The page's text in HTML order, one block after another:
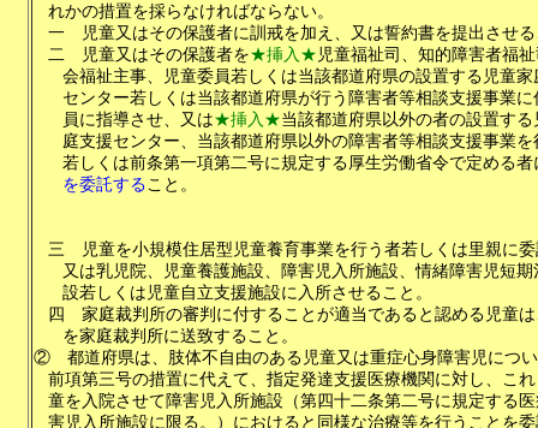
れかの措置を採らなければならない。
一
児童又はその保護者に訓戒を加え、又は誓約書を提出させ
二
児童又はその保護者を★挿入★ 児童福祉司、知的障害者福
会福祉主事、児童委員若しくは当該都道府県の設置する児童家
センター若しくは当該都道府県が行う障害者等相談支援事業に
員に指導させ、又は★挿入★当該都道府県以外の者の設置する
庭支援センター、当該都道府県以外の障害者等相談支援事業を
若しくは前条第一項第二号に規定する厚生労働省令で定める者
を委託すること。
三
児童を小規模住居型児童養育事業を行う者若しくは里親に
又は乳児院、児童養護施設、障害児入所施設、情緒障害児短期
設若しくは児童自立支援施設に入所させること。
四
家庭裁判所の審判に付することが適当であると認める児童
を家庭裁判所に送致すること。
②
都道府県は、肢体不自由のある児童又は重症心身障害児につ
前項第三号の措置に代えて、指定発達支援医療機関に対し、こ
童を入院させて障害児入所施設（第四十二条第二号に規定する
害児入所施設に限る。）におけると同様な治療等を行うことを